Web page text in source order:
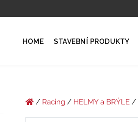
HOME STAVEBNÍ PRODUKTY
/ Racing/ HELMY a BRÝLE/